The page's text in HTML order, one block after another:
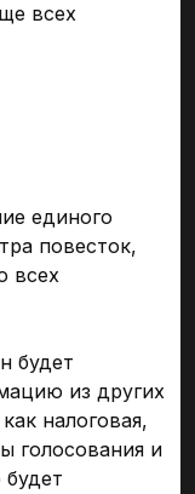
всех
единого
повесток,
всех
будет
из других
налоговая,
голосования и
будет